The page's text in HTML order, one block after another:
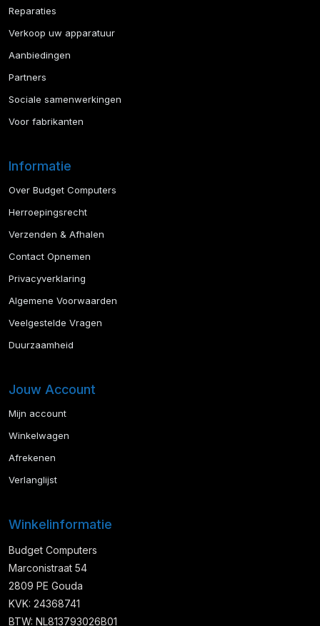
Reparaties
Verkoop uw apparatuur
Aanbiedingen
Partners
Sociale samenwerkingen
Voor fabrikanten
Informatie
Over Budget Computers
Herroepingsrecht
Verzenden & Afhalen
Contact Opnemen
Privacyverklaring
Algemene Voorwaarden
Veelgestelde Vragen
Duurzaamheid
Jouw Account
Mijn account
Winkelwagen
Afrekenen
Verlanglijst
Winkelinformatie
Budget Computers
Marconistraat 54
2809 PE Gouda
KVK: 24368741
BTW: NL813793026B01